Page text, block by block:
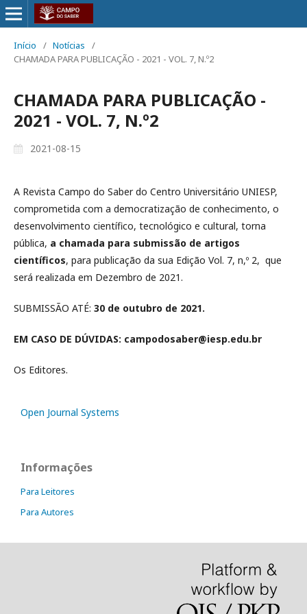
Início / Notícias
/
CHAMADA PARA PUBLICAÇÃO - 2021 - VOL. 7, N.º2
CHAMADA PARA PUBLICAÇÃO -
2021 - VOL. 7, N.º2
2021-08-15
A Revista Campo do Saber do Centro Universitário UNIESP,
comprometida com a democratização de conhecimento, o
desenvolvimento científico, tecnológico e cultural, torna
pública, a chamada para submissão de artigos
científicos, para publicação da sua Edição Vol. 7, n,º 2, que
será realizada em Dezembro de 2021.
SUBMISSÃO ATÉ: 30 de outubro de 2021.
EM CASO DE DÚVIDAS: campodosaber@iesp.edu.br
Os Editores.
Open Journal Systems
Informações
Para Leitores
Para Autores